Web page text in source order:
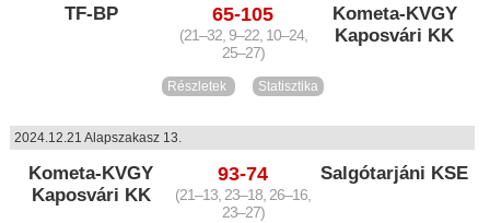
TF-BP 65-105
(21–32, 9–22, 10–24,
25–27)
Kometa-KVGY
Kaposvári KK
Részletek Statisztika
2024.12.21 Alapszakasz 13.
Kometa-KVGY
Kaposvári KK
93-74
(21–13, 23–18, 26–16,
23–27)
Salgótarjáni KSE